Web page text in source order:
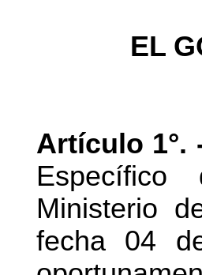
EL
Artículo 1°.
Ministerio
fecha 04